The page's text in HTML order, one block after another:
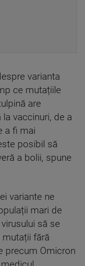
varianta
ce mutațiile
are
vaccinuri, de a
a fi mai
posibil să
a bolii, spune
variante ne
mari de
să se
fără
precum Omicron